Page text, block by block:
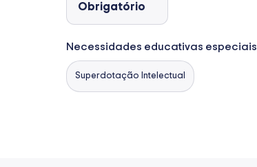
Obrigatório
Necessidades educativas especiais
Superdotação Intelectual